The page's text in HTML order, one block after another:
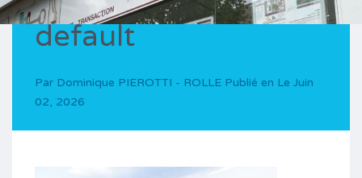
default
Par Dominique PIEROTTI - ROLLE Publié en Le Juin
02, 2026